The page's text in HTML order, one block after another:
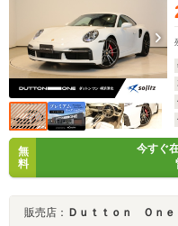
無
料
今すぐ
販売店： Ｄｕｔｔｏｎ Ｏｎ